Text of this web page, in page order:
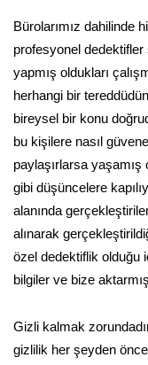
Bürolarımız dahilinde
profesyonel
yapmış oldukları
herhangi bir
bireysel bir konu
bu kişilere nasıl
paylaşırlarsa yaşamış
gibi düşüncelere
alanında
alınarak
özel dedektiflik olduğu
bilgiler ve bize
Gizli kalmak
gizlilik her şeyden